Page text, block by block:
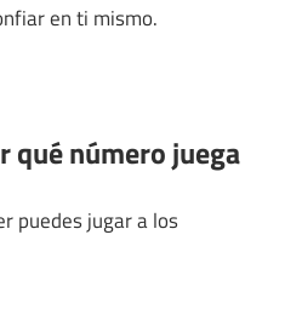
en ti mismo.
qué número juega
puedes jugar a los